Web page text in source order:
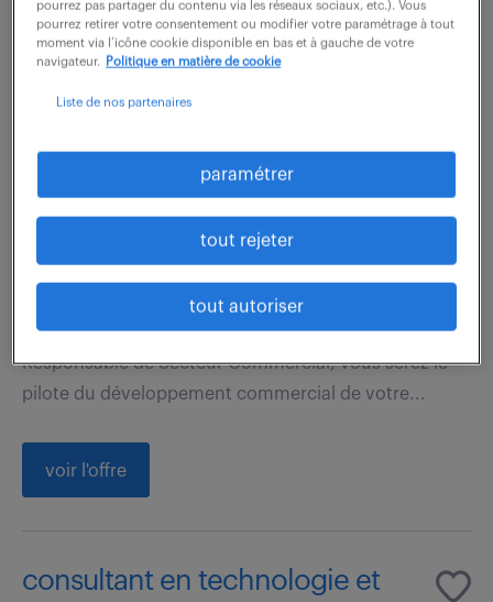
voir l'offre
Marseille 10 (13)
CDI
28 000 - 42 000 € / an
Notre client, leader régional dans son domaine,
renforce ses équipes commerciales. En tant que
Responsable de Secteur Commercial, vous serez le
pilote du développement commercial de votre...
voir l'offre
consultant en technologie et
pourrez pas partager du contenu via les réseaux sociaux, etc.). Vous
pourrez retirer votre consentement ou modifier votre paramétrage à tout
moment via l’icône cookie disponible en bas et à gauche de votre
navigateur.
Politique en matière de cookie
Liste de nos partenaires
paramétrer
tout rejeter
tout autoriser